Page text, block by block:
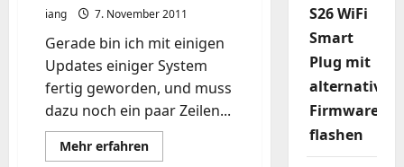
iang 7. November 2011
Gerade bin ich mit einigen
Updates einiger System
fertig geworden, und muss
dazu noch ein paar Zeilen...
Mehr erfahrenMehr
Informationen
S26 WiFi
Smart
Plug mit
alternativer
Firmware
flashen